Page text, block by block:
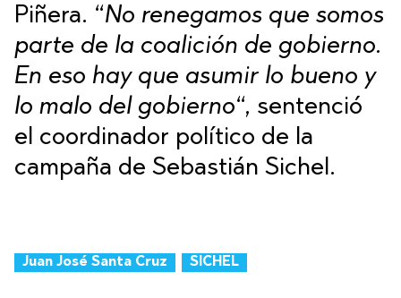
Piñera. “No renegamos que somos
parte de la coalición de gobierno.
En eso hay que asumir lo bueno y
lo malo del gobierno“, sentenció
el coordinador político de la
campaña de Sebastián Sichel.
Juan José Santa Cruz SICHEL